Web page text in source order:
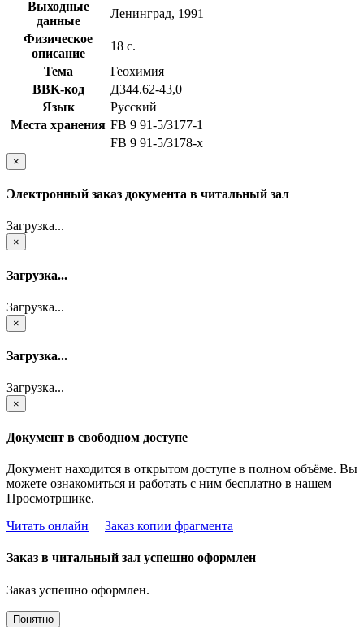
Выходные
данные
Ленинград, 1991
Физическое
описание
18 с.
Тема
Геохимия
BBK-код
Д344.62-43,0
Язык
Русский
Места хранения FB 9 91-5/3177-1
FB 9 91-5/3178-x
×
Электронный заказ документа в читальный зал
Загрузка...
×
Загрузка...
Загрузка...
×
Загрузка...
Загрузка...
×
Документ в свободном доступе
Документ находится в открытом доступе в полном объёме. Вы
можете ознакомиться и работать с ним бесплатно в нашем
Просмотрщике.
Читать онлайн
Заказ копии фрагмента
Заказ в читальный зал успешно оформлен
Заказ успешно оформлен.
Понятно